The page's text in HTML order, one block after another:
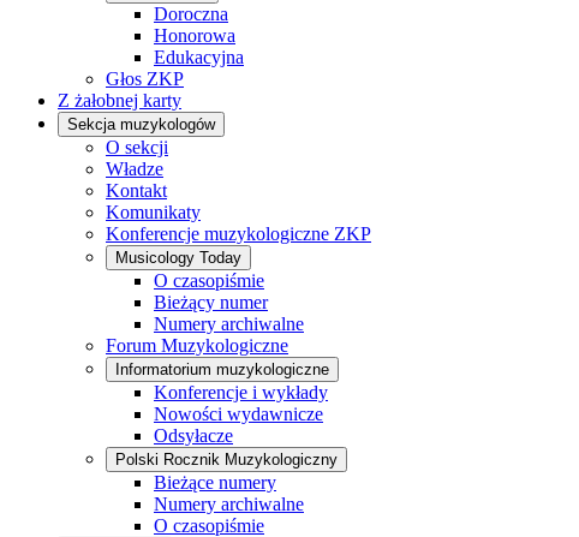
Doroczna
Honorowa
Edukacyjna
Głos ZKP
Z żałobnej karty
Sekcja muzykologów
O sekcji
Władze
Kontakt
Komunikaty
Konferencje muzykologiczne ZKP
Musicology Today
O czasopiśmie
Bieżący numer
Numery archiwalne
Forum Muzykologiczne
Informatorium muzykologiczne
Konferencje i wykłady
Nowości wydawnicze
Odsyłacze
Polski Rocznik Muzykologiczny
Bieżące numery
Numery archiwalne
O czasopiśmie